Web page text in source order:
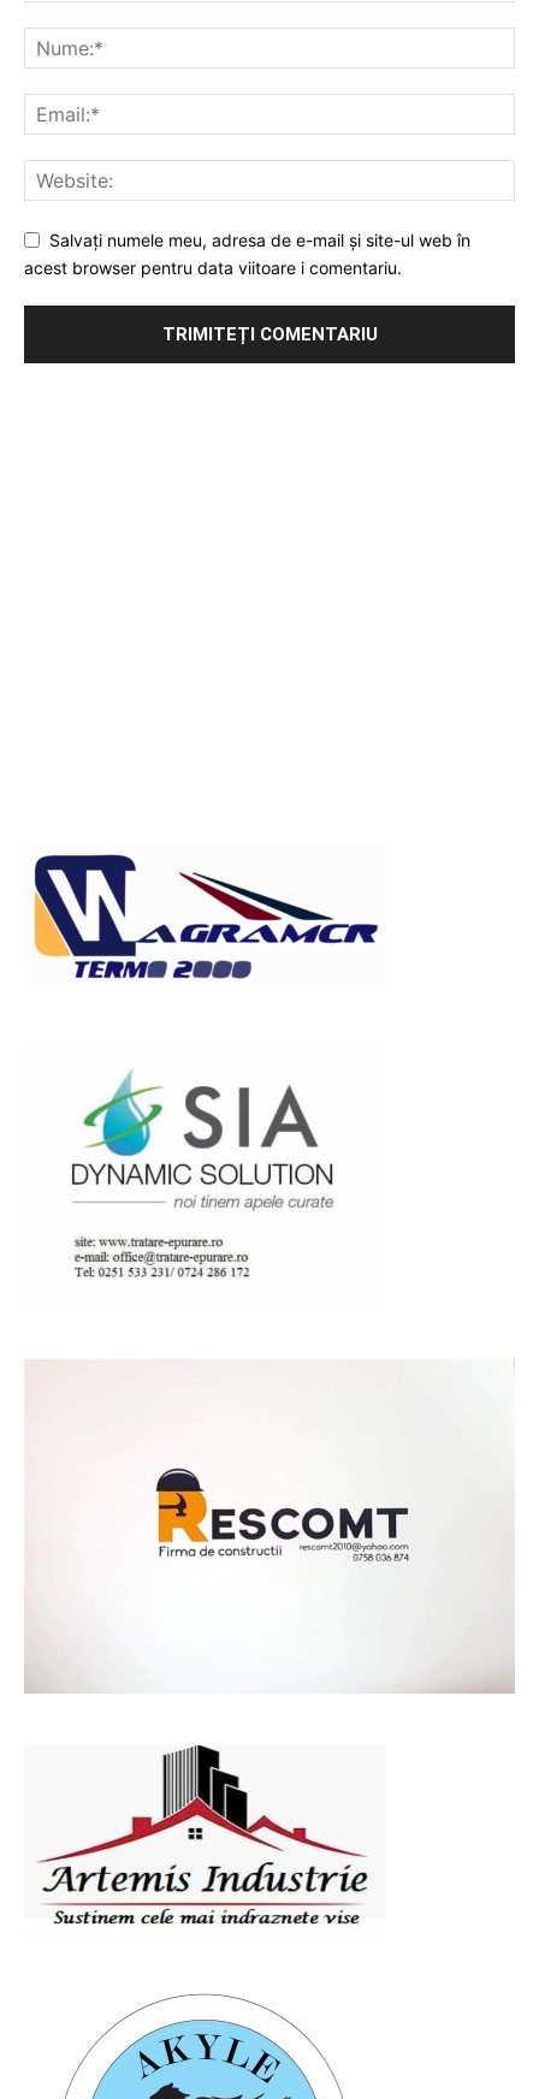
Salvați numele meu, adresa de e-mail și site-ul web în
acest browser pentru data viitoare i comentariu.